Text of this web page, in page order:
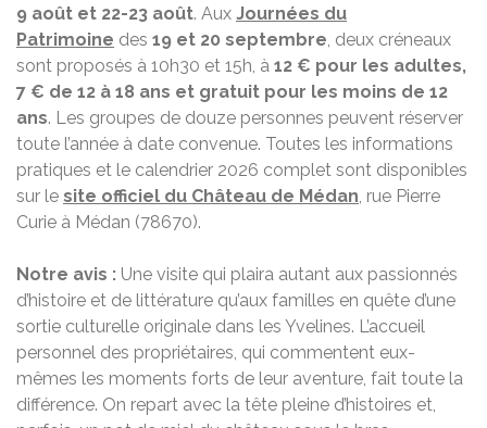
9 août et 22-23 août. Aux Journées du
Patrimoine des 19 et 20 septembre, deux créneaux
sont proposés à 10h30 et 15h, à 12 € pour les adultes,
7 € de 12 à 18 ans et gratuit pour les moins de 12
ans. Les groupes de douze personnes peuvent réserver
toute l’année à date convenue. Toutes les informations
pratiques et le calendrier 2026 complet sont disponibles
sur le site officiel du Château de Médan, rue Pierre
Curie à Médan (78670).
Notre avis : Une visite qui plaira autant aux passionnés
d’histoire et de littérature qu’aux familles en quête d’une
sortie culturelle originale dans les Yvelines. L’accueil
personnel des propriétaires, qui commentent eux-
mêmes les moments forts de leur aventure, fait toute la
différence. On repart avec la tête pleine d’histoires et,